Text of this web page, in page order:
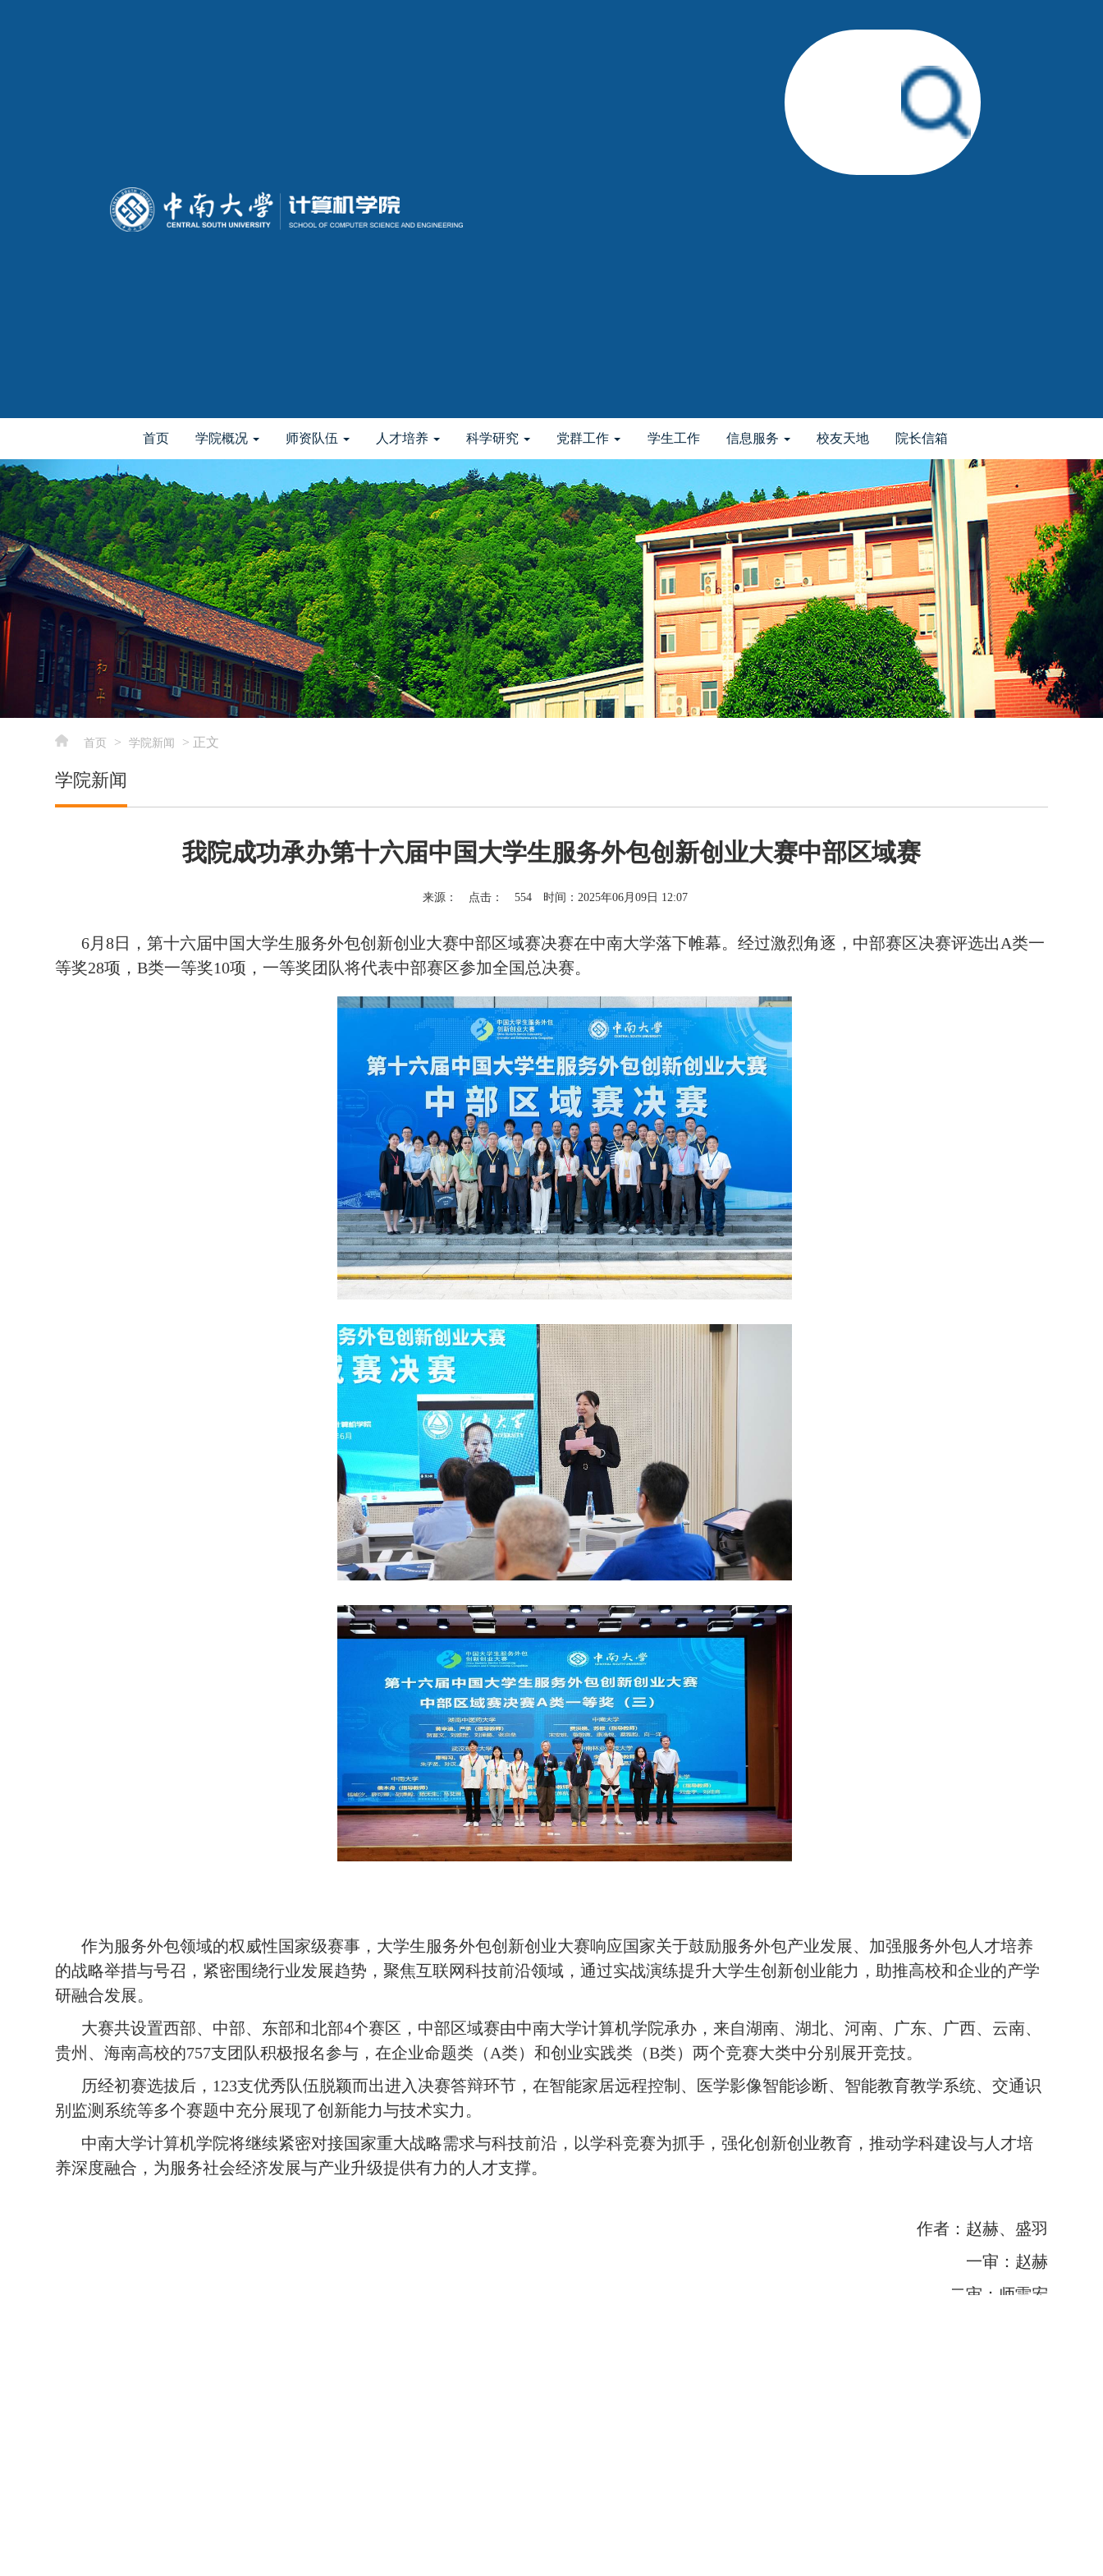
首页 学院概况 师资队伍 人才培养 科学研究 党群工作 学生工作 信息服务 校友天地 院长信箱
elementnameelementnameelementname
首页 > 学院新闻 > 正文
学院新闻
我院成功承办第十六届中国大学生服务外包创新创业大赛中部区域赛
来源： 点击： 554 时间：2025年06月09日 12:07
6月8日，第十六届中国大学生服务外包创新创业大赛中部区域赛决赛在中南大学落下帷幕。经过激烈角逐，中部赛区决赛评选出A类一
等奖28项，B类一等奖10项，一等奖团队将代表中部赛区参加全国总决赛。
作为服务外包领域的权威性国家级赛事，大学生服务外包创新创业大赛响应国家关于鼓励服务外包产业发展、加强服务外包人才培养
的战略举措与号召，紧密围绕行业发展趋势，聚焦互联网科技前沿领域，通过实战演练提升大学生创新创业能力，助推高校和企业的产学
研融合发展。
大赛共设置西部、中部、东部和北部4个赛区，中部区域赛由中南大学计算机学院承办，来自湖南、湖北、河南、广东、广西、云南、
贵州、海南高校的757支团队积极报名参与，在企业命题类（A类）和创业实践类（B类）两个竞赛大类中分别展开竞技。
历经初赛选拔后，123支优秀队伍脱颖而出进入决赛答辩环节，在智能家居远程控制、医学影像智能诊断、智能教育教学系统、交通识
别监测系统等多个赛题中充分展现了创新能力与技术实力。
中南大学计算机学院将继续紧密对接国家重大战略需求与科技前沿，以学科竞赛为抓手，强化创新创业教育，推动学科建设与人才培
养深度融合，为服务社会经济发展与产业升级提供有力的人才支撑。
作者：赵赫、盛羽
一审：赵赫
二审：师雷宏